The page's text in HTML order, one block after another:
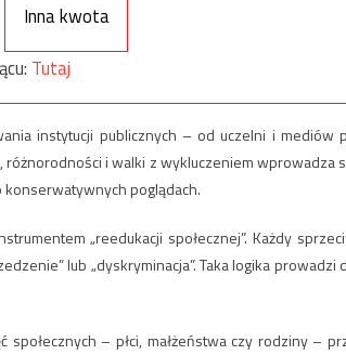
Inna kwota
Tutaj
instytucji publicznych – od uczelni i mediów
i walki z wykluczeniem wprowadza
poglądach.
„reedukacji społecznej”. Każdy
lub „dyskryminacja”. Taka logika prowadzi
– płci, małżeństwa czy rodziny –